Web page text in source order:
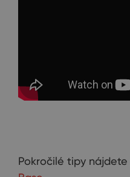
Pokročilé tipy nájdete